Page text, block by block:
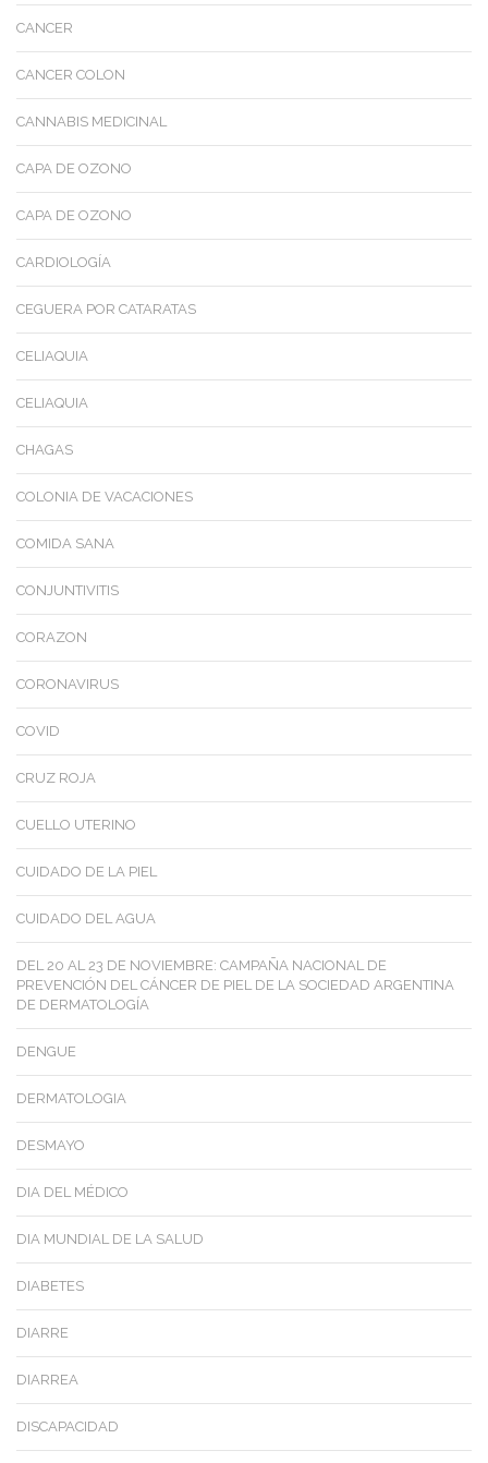
CANCER
CANCER COLON
CANNABIS MEDICINAL
CAPA DE OZONO
CAPA DE OZONO
CARDIOLOGÍA
CEGUERA POR CATARATAS
CELIAQUIA
CELIAQUIA
CHAGAS
COLONIA DE VACACIONES
COMIDA SANA
CONJUNTIVITIS
CORAZON
CORONAVIRUS
COVID
CRUZ ROJA
CUELLO UTERINO
CUIDADO DE LA PIEL
CUIDADO DEL AGUA
DEL 20 AL 23 DE NOVIEMBRE: CAMPAÑA NACIONAL DE
PREVENCIÓN DEL CÁNCER DE PIEL DE LA SOCIEDAD ARGENTINA
DE DERMATOLOGÍA
DENGUE
DERMATOLOGIA
DESMAYO
DIA DEL MÉDICO
DIA MUNDIAL DE LA SALUD
DIABETES
DIARRE
DIARREA
DISCAPACIDAD